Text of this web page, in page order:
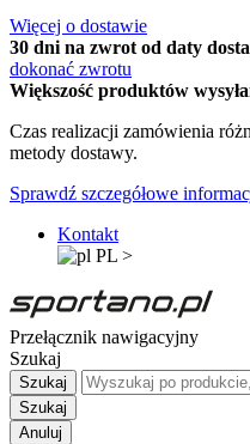
Więcej o dostawie
30 dni na zwrot od daty
dokonać zwrotu
Większość produktów
Czas realizacji zamówienia
metody dostawy.
Sprawdź szczegółowe
Kontakt
PL >
Przełącznik nawigacyjny
Szukaj
Szukaj
Szukaj
Anuluj